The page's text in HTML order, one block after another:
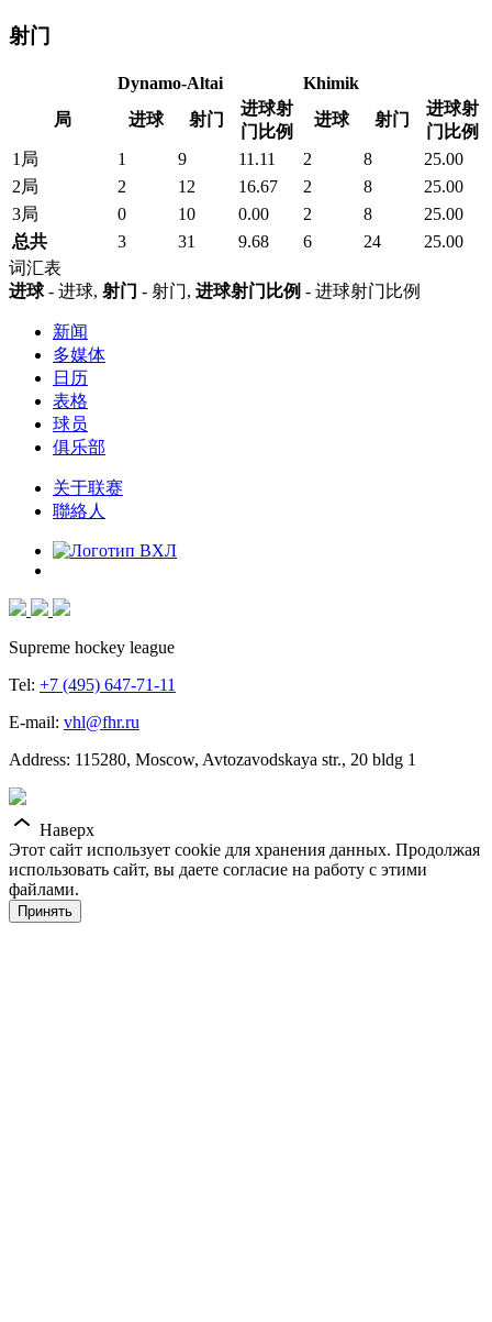
射门
Dynamo-Altai
Khimik
局
进球 射门
进球射
门比例
进球 射门
进球射
门比例
1局
1 9 11.11 2 8
25.00
2局
2 12 16.67 2 8
25.00
3局
0 10 0.00 2 8
25.00
总共
3 31 9.68 6 24
25.00
词汇表
进球- 进球, 射门 - 射门, 进球射门比例 - 进球射门比例
新闻
多媒体
日历
表格
球员
俱乐部
关于联赛
聯絡人
Supreme hockey league
Tel: +7 (495) 647-71-11
E-mail: vhl@fhr.ru
Address: 115280, Moscow, Avtozavodskaya str., 20 bldg 1
Наверх
Этот сайт использует cookie для хранения данных. Продолжая
использовать сайт, вы даете согласие на работу с этими
файлами.
Принять